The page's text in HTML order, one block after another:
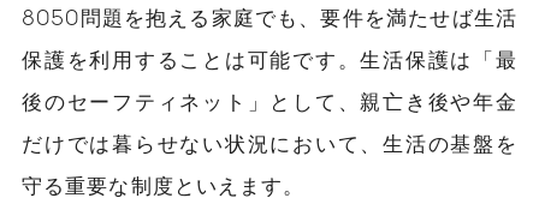
8050問題を抱える家庭でも、要件を満たせば生活
保護を利用することは可能です。生活保護は「最
後のセーフティネット」として、親亡き後や年金
だけでは暮らせない状況において、生活の基盤を
守る重要な制度といえます。